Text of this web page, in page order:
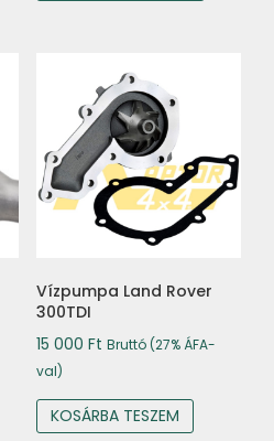
Vízpumpa Land Rover
300TDI
15 000 Ft Bruttó (27% ÁFA-
val)
KOSÁRBA TESZEM